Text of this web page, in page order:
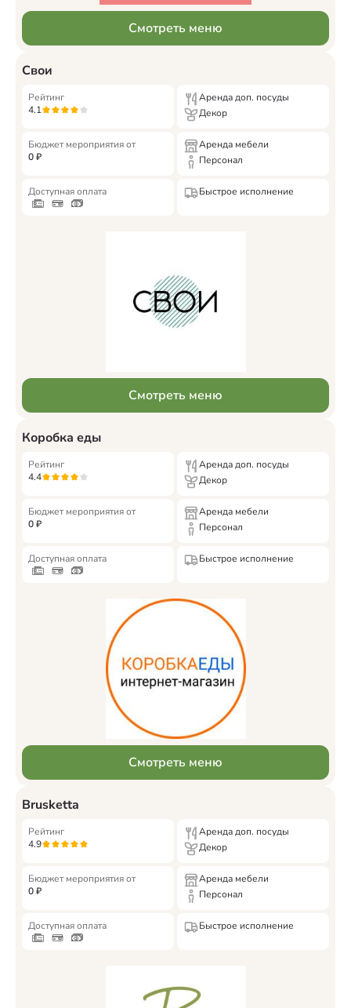
Смотреть меню
Свои
Рейтинг
4.1
Аренда доп. посуды
Декор
Бюджет мероприятия от
0₽
Аренда мебели
Персонал
Доступная оплата Быстрое исполнение
Смотреть меню
Коробка еды
Рейтинг
4.4
Аренда доп. посуды
Декор
Бюджет мероприятия от
0₽
Аренда мебели
Персонал
Доступная оплата Быстрое исполнение
Смотреть меню
Brusketta
Рейтинг
4.9
Аренда доп. посуды
Декор
Бюджет мероприятия от
0₽
Аренда мебели
Персонал
Доступная оплата Быстрое исполнение